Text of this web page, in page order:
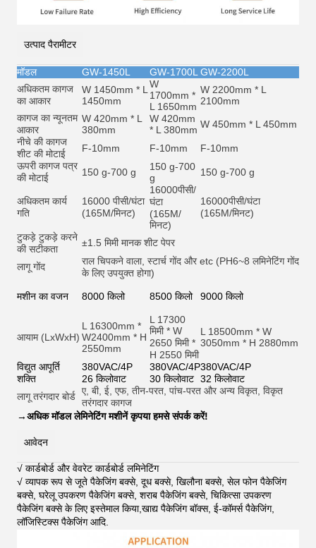
उत्पाद पैरामीटर
मॉडल GW-1450L GW-1700L GW-2200L
अधिकतम कागज
का आकार
W 1450mm * L
1450mm
W
1700mm *
L 1650mm
W 2200mm * L
2100mm
कागज का न्यूनतम
आकार
W 420mm * L
380mm
W 420mm
* L 380mm W 450mm * L 450mm
नीचे की कागज
शीट की मोटाई
F-10mm F-10mm
F-10mm
ऊपरी कागज पत्र
की मोटाई
150 g-700 g
150 g-700
g
150 g-700 g
अधिकतम कार्य
गति
16000 पीसी/घंटा
(165M/मिनट)
16000पीसी/
घंटा
(165M/
मिनट)
16000पीसी/घंटा
(165M/मिनट)
टुकड़े टुकड़े करने
की सटीकता
±1.5 मिमी मानक शीट पेपर
लागू गोंद राल चिपकने वाला, स्टार्च गोंद और etc (PH6~8 लमिनेटिंग गोंद
के लिए उपयुक्त होगा)
मशीन का वजन 8000 किलो 8500 किलो 9000 किलो
आयाम (LxWxH)
L 16300mm *
W2400mm * H
2550mm
L 17300
मिमी * W
2650 मिमी *
H 2550 मिमी
L 18500mm * W
3050mm * H 2880mm
विद्युत आपूर्ति 380VAC/4P 380VAC/4P380VAC/4P
शक्ति
26 किलोवाट 30 किलोवाट 32 किलोवाट
लागू तरंगदार बोर्ड ए, बी, ई, एफ, तीन-परत, पांच-परत और अन्य विकृत, विकृत
तरंगदार कागज
→अधिक मॉडल लेमिनेटिंग मशीनें कृपया हमसे संपर्क करें!
आवेदन
√ कार्डबोर्ड और वेवरेट कार्डबोर्ड लमिनेटिंग
√ व्यापक रूप से जूते पैकेजिंग बक्से, दूध बक्से, खिलौना बक्से, सेल फोन पैकेजिंग
बक्से, घरेलू उपकरण पैकेजिंग बक्से, शराब पैकेजिंग बक्से, चिकित्सा उपकरण
पैकेजिंग बक्से के लिए इस्तेमाल किया,खाद्य पैकेजिंग बॉक्स, ई-कॉमर्स पैकेजिंग,
लॉजिस्टिक्स पैकेजिंग आदि